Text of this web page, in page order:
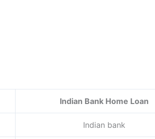
Indian Bank Home Loan
Indian bank